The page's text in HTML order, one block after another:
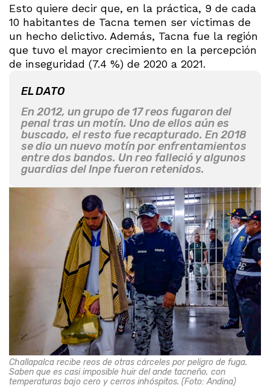
Esto quiere decir que, en la práctica, 9 de cada
10 habitantes de Tacna temen ser víctimas de
un hecho delictivo. Además, Tacna fue la región
que tuvo el mayor crecimiento en la percepción
de inseguridad (7.4 %) de 2020 a 2021.
EL DATO
En 2012, un grupo de 17 reos fugaron del
penal tras un motín. Uno de ellos aún es
buscado, el resto fue recapturado. En 2018
se dio un nuevo motín por enfrentamientos
entre dos bandos. Un reo falleció y algunos
guardias del Inpe fueron retenidos.
Challapalca recibe reos de otras cárceles por peligro de fuga.
Saben que es casi imposible huir del ande tacneño, con
temperaturas bajo cero y cerros inhóspitos. (Foto: Andina)